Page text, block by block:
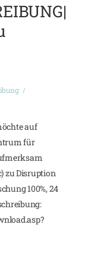
auf
für
Disruption
100%, 24